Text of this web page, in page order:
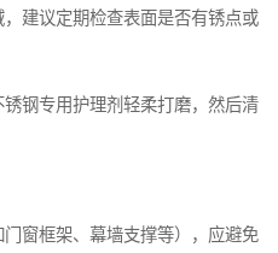
建议定期检查表面是否有锈点或
钢专用护理剂轻柔打磨，然后清
窗框架、幕墙支撑等），应避免